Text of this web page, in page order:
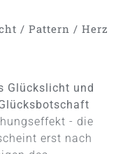
/ Pattern / Herz
Glückslicht und
- die
erst nach